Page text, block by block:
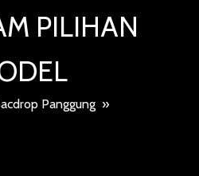
PILIHAN
Panggung »